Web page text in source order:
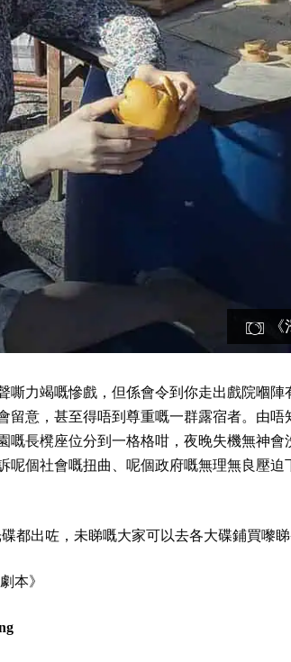
嘶力竭嘅慘戲，但係會令到你走出戲院嗰陣
留意，甚至得唔到尊重嘅一群露宿者。由
嘅長櫈座位分到一格格咁，夜晚失機無神
呢個社會嘅扭曲、呢個政府嘅無理無良壓
都出咗，未睇嘅大家可以去各大碟鋪買嚟睇
本​》